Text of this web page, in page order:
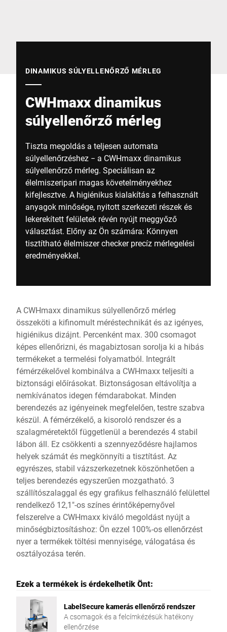
DINAMIKUS SÚLYELLENŐRZŐ MÉRLEG
CWHmaxx dinamikus
súlyellenőrző mérleg
Tiszta megoldás a teljesen automata
súlyellenőrzéshez ‒ a CWHmaxx dinamikus
súlyellenőrző mérleg. Speciálisan az
élelmiszeripari magas követelményekhez
kifejlesztve. A higiénikus kialakítás a felhasznált
anyagok minősége, nyitott szerkezeti részek és
lekerekített felületek révén nyújt meggyőző
választást. Előny az Ön számára: Könnyen
tisztítható élelmiszer checker precíz mérlegelési
eredményekkel.
A CWHmaxx dinamikus súlyellenőrző mérleg
összeköti a kifinomult méréstechnikát és az igényes,
higiénikus dizájnt. Percenként max. 300 csomagot
képes ellenőrizni, és magabiztosan sorolja ki a hibás
termékeket a termelési folyamatból. Integrált
fémérzékelővel kombinálva a CWHmaxx teljesíti a
biztonsági előírásokat. Biztonságosan eltávolítja a
nemkívánatos idegen fémdarabokat. Minden
berendezés az igényeinek megfelelően, testre szabva
készül. A fémérzékelő, a kisoroló rendszer és a
szalagméretektől függetlenül a berendezés 4 stabil
lábon áll. Ez csökkenti a szennyeződésre hajlamos
helyek számát és megkönnyíti a tisztítást. Az
egyrészes, stabil vázszerkezetnek köszönhetően a
teljes berendezés egyszerűen mozgatható. 3
szállítószalaggal és egy grafikus felhasználó felülettel
rendelkező 12,1"-os színes érintőképernyővel
felszerelve a CWHmaxx kiváló megoldást nyújt a
minőségbiztosításhoz: Ön ezzel 100%-os ellenőrzést
nyer a termékek töltési mennyisége, válogatása és
osztályozása terén.
Ezek a termékek is érdekelhetik Önt:
LabelSecure kamerás ellenőrző rendszer
A csomagok és a felcímkézésük hatékony
ellenőrzése